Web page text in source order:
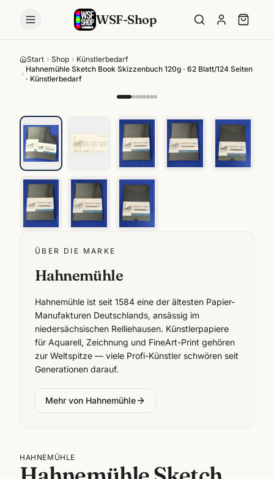
WSF-Shop
Start Shop
Künstlerbedarf
Hahnemühle Sketch Book Skizzenbuch 120g · 62 Blatt/124 Seiten
· Künstlerbedarf
ÜBER DIE MARKE
Hahnemühle
Hahnemühle ist seit 1584 eine der ältesten Papier-
Manufakturen Deutschlands, ansässig im
niedersächsischen Relliehausen. Künstlerpapiere
für Aquarell, Zeichnung und FineArt-Print gehören
zur Weltspitze — viele Profi-Künstler schwören seit
Generationen darauf.
Mehr von Hahnemühle
HAHNEMÜHLE